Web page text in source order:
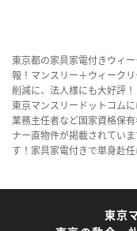
東京都の家具家電付きウィ
報！マンスリー＋ウィーク
削減に、法人様にも大好評！
東京マンスリードットコム
業務主任者など国家資格保
ナー直物件が掲載されてい
す！家具家電付きで単身赴任
東京